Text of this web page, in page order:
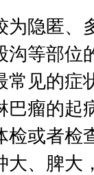
隐匿、
沟等部位
常见的症
巴瘤的起
检或者检
大、脾大